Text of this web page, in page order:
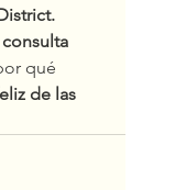
consulta
qué
de las